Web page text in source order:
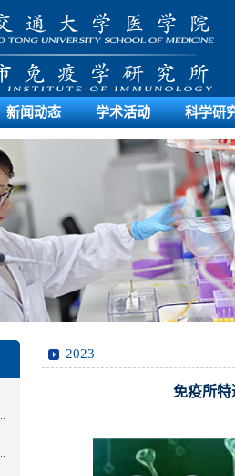
新闻动态 学术活动 科学研
2023
免疫所特